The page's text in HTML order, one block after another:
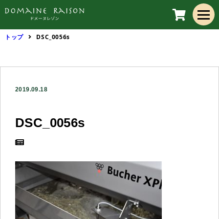
トップ DSC_0056s
2019.09.18
DSC_0056s